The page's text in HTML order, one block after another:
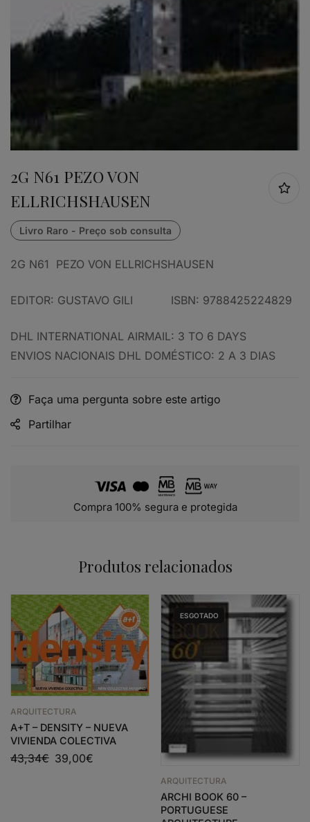
2G N61 PEZO VON
ELLRICHSHAUSEN
2G N61 PEZO VON ELLRICHSHAUSEN
EDITOR: GUSTAVO GILI ISBN: 9788425224829
DHL INTERNATIONAL AIRMAIL: 3 TO 6 DAYS
ENVIOS NACIONAIS DHL DOMÉSTICO: 2 A 3 DIAS
Faça uma pergunta sobre este artigo
Partilhar
Compra 100% segura e protegida
Produtos relacionados
ARQUITECTURA
A+T – DENSITY – NUEVA
VIVIENDA COLECTIVA
43,34€ 39,00€
ESGOTADO
ARQUITECTURA
ARCHI BOOK 60 –
PORTUGUESE